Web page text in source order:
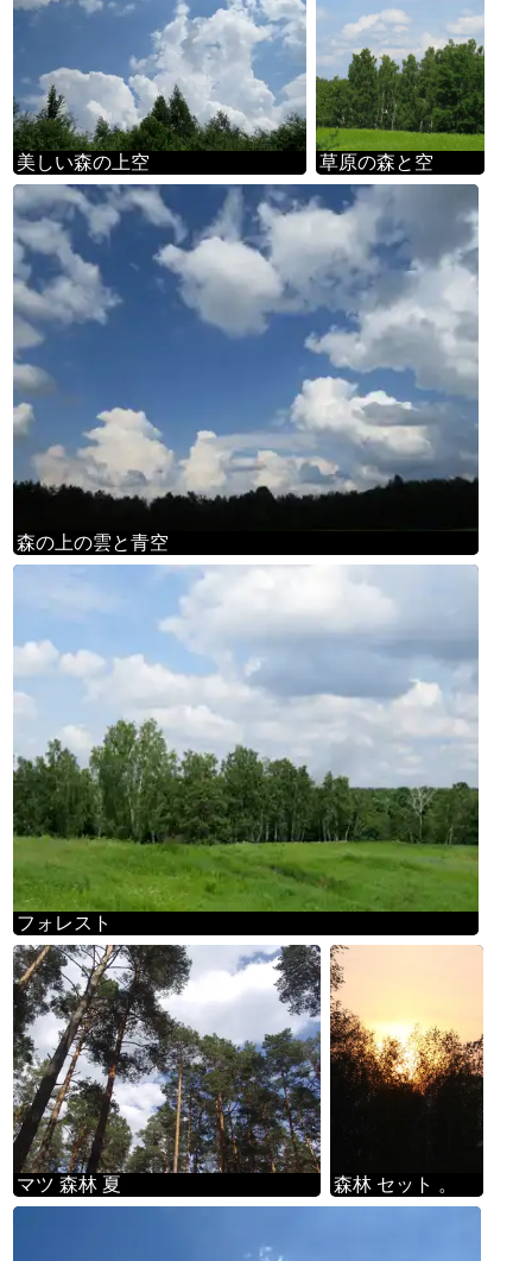
美しい森の上空 草原の森と空
森の上の雲と青空
フォレスト
マツ 森林 夏 森林 セット 。